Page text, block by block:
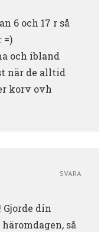
6 och 17 r så
=)
och ibland
när de alltid
korv ovh
Gjorde din
så
SVARA